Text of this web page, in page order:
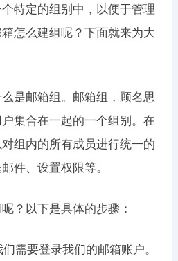
特定的组别中，以便于管理
怎么建组呢？下面就来为大
是邮箱组。邮箱组，顾名思
集合在一起的一个组别。在
组内的所有成员进行统一的
件、设置权限等。
？以下是具体的步骤：
需要登录我们的邮箱账户。